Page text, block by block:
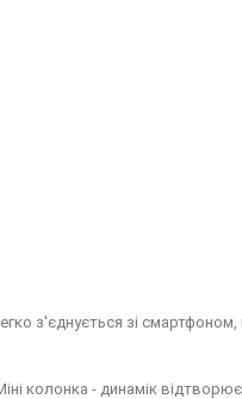
з'єднується зі
колонка - динамік